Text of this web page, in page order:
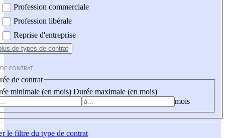
Profession commerciale
Profession libérale
Reprise d'entreprise
de types de contrat
CONTRAT
de contrat
minimale (en mois) Durée maximale (en mois)
mois
le filtre du type de contrat